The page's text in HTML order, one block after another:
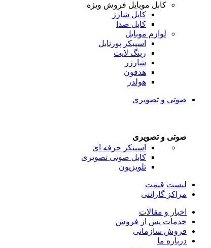
کابل موبایل فروش ویژه
کابل شارژ
کابل صدا
لوازم موبایل
اسپیکر پورتابل
رینگ لایت
شارژر
هدفون
هولدر
صوتی و تصویری
صوتی و تصویری
اسپیکر حرفه ای
کابل صوتی تصویری
تلویزیون
لیست قیمت
مراکز گارانتی
اخبار و مقالات
خدمات پس از فروش
فروش سازمانی
درباره ما